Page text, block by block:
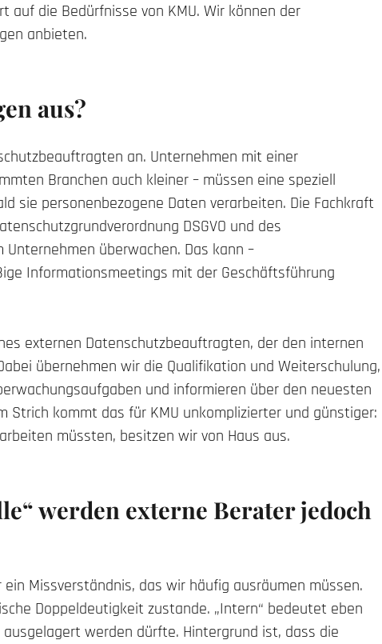
die Bedürfnisse von KMU. Wir können der
anbieten.
aus?
an. Unternehmen mit einer
Branchen auch kleiner – müssen eine speziell
sie personenbezogene Daten verarbeiten. Die Fachkraft
DSGVO und des
überwachen. Das kann –
Informationsmeetings mit der Geschäftsführung
externen Datenschutzbeauftragten, der den internen
übernehmen wir die Qualifikation und Weiterschulung,
und informieren über den neuesten
Strich kommt das für KMU unkomplizierter und günstiger:
müssten, besitzen wir von Haus aus.
werden externe Berater jedoch
Missverständnis, das wir häufig ausräumen müssen.
Doppeldeutigkeit zustande. „Intern“ bedeutet eben
werden dürfte. Hintergrund ist, dass die